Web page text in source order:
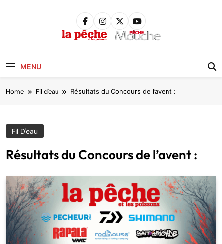
MENU
Home Fil d'eau Résultats du Concours de l’avent :
Fil D'eau
Résultats du Concours de l’avent :